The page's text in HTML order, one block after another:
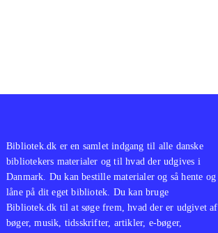
Bibliotek.dk er en samlet indgang til alle danske
bibliotekers materialer og til hvad der udgives i
Danmark. Du kan bestille materialer og så hente og
låne på dit eget bibliotek. Du kan bruge
Bibliotek.dk til at søge frem, hvad der er udgivet af
bøger, musik, tidsskrifter, artikler, e-bøger,